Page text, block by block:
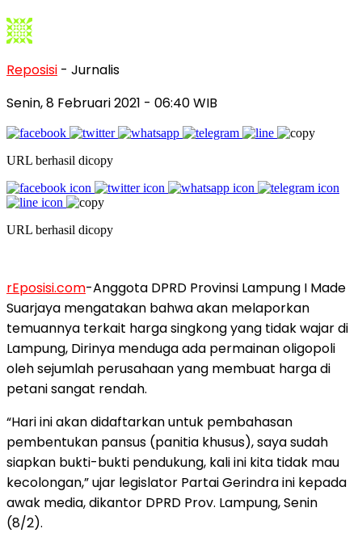
Reposisi - Jurnalis
Senin, 8 Februari 2021 - 06:40 WIB
URL berhasil dicopy
URL berhasil dicopy
rEposisi.com-Anggota DPRD Provinsi Lampung I Made
Suarjaya mengatakan bahwa akan melaporkan
temuannya terkait harga singkong yang tidak wajar di
Lampung, Dirinya menduga ada permainan oligopoli
oleh sejumlah perusahaan yang membuat harga di
petani sangat rendah.
“Hari ini akan didaftarkan untuk pembahasan
pembentukan pansus (panitia khusus), saya sudah
siapkan bukti-bukti pendukung, kali ini kita tidak mau
kecolongan,” ujar legislator Partai Gerindra ini kepada
awak media, dikantor DPRD Prov. Lampung, Senin
(8/2).